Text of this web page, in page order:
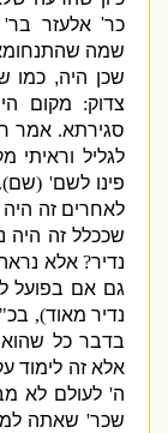
כר' אלעזר בר'
שמה שהתנחומא
שכן היה,כמו
צדוק:מקום היה
סגירתא.אמר
לגליל וראיתי
פינו לשם' (שם).
לאחרים זה היה
שככלל זה היה
נדיר?אלא נראה
גם אם בפועל
נדיר מאוד),בכ"ז
בדבר כל שהוא.
אלא זה לימוד
'לעולם לא
שכר'שאתה למד